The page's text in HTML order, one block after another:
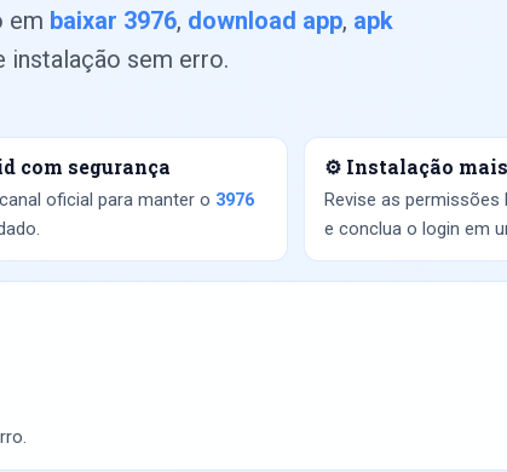
em baixar 3976, download app, apk
instalação sem erro.
com segurança
oficial para manter o 3976
⚙️ Instalação
Revise as permissões
e conclua o login em